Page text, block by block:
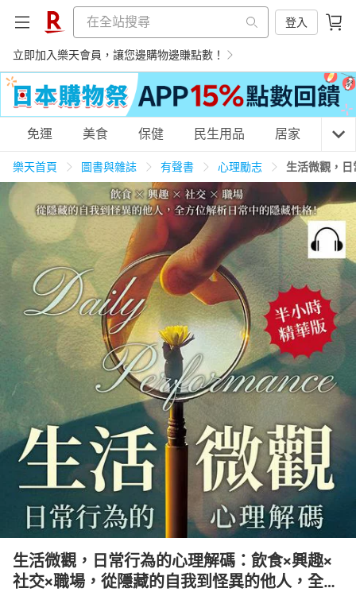
登入
立即加入樂天會員，讓您邊購物邊賺點數！
購物網分類
天天免運 美食蛋糕 養生保健 民生用品
居家生活 3C家電 運動休閒 親子玩具
女裝 男裝 化妝保養 情趣用品
電子/紙本書
HOT
免運 美食 保健 民生用品 居家 3C
樂天首頁 圖書與雜誌 有聲書 心理勵志 生活微觀，
生活微觀，日常行為的心理解碼：飲食×興趣×
社交×職場，從隱藏的自我到怪異的他人，全方